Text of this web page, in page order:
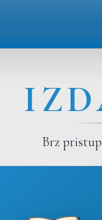
Brz